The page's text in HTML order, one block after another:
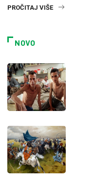
PROČITAJ VIŠE
NOVO